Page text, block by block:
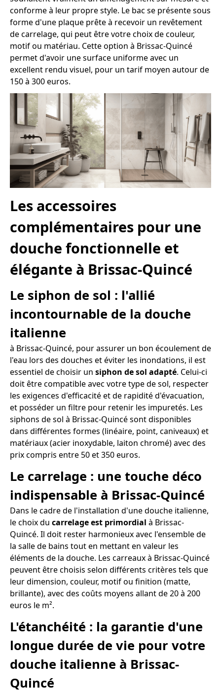
conforme à leur propre style. Le bac se présente sous
forme d'une plaque prête à recevoir un revêtement
de carrelage, qui peut être votre choix de couleur,
motif ou matériau. Cette option à Brissac-Quincé
permet d'avoir une surface uniforme avec un
excellent rendu visuel, pour un tarif moyen autour de
150 à 300 euros.
Les accessoires
complémentaires pour une
douche fonctionnelle et
élégante à Brissac-Quincé
Le siphon de sol : l'allié
incontournable de la douche
italienne
à Brissac-Quincé, pour assurer un bon écoulement de
l'eau lors des douches et éviter les inondations, il est
essentiel de choisir un siphon de sol adapté. Celui-ci
doit être compatible avec votre type de sol, respecter
les exigences d'efficacité et de rapidité d'évacuation,
et posséder un filtre pour retenir les impuretés. Les
siphons de sol à Brissac-Quincé sont disponibles
dans différentes formes (linéaire, point, caniveaux) et
matériaux (acier inoxydable, laiton chromé) avec des
prix compris entre 50 et 350 euros.
Le carrelage : une touche déco
indispensable à Brissac-Quincé
Dans le cadre de l'installation d'une douche italienne,
le choix du carrelage est primordial à Brissac-
Quincé. Il doit rester harmonieux avec l'ensemble de
la salle de bains tout en mettant en valeur les
éléments de la douche. Les carreaux à Brissac-Quincé
peuvent être choisis selon différents critères tels que
leur dimension, couleur, motif ou finition (matte,
brillante), avec des coûts moyens allant de 20 à 200
euros le m².
L'étanchéité : la garantie d'une
longue durée de vie pour votre
douche italienne à Brissac-
Quincé